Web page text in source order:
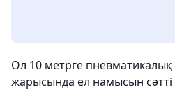
Ол 10 метрге
жарысында ел намысын сәтті